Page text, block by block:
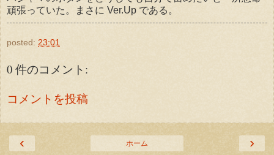
頑張っていた。まさに Ver.Up である。
posted: 23:01
0 件のコメント:
コメントを投稿
‹ ›
ホーム